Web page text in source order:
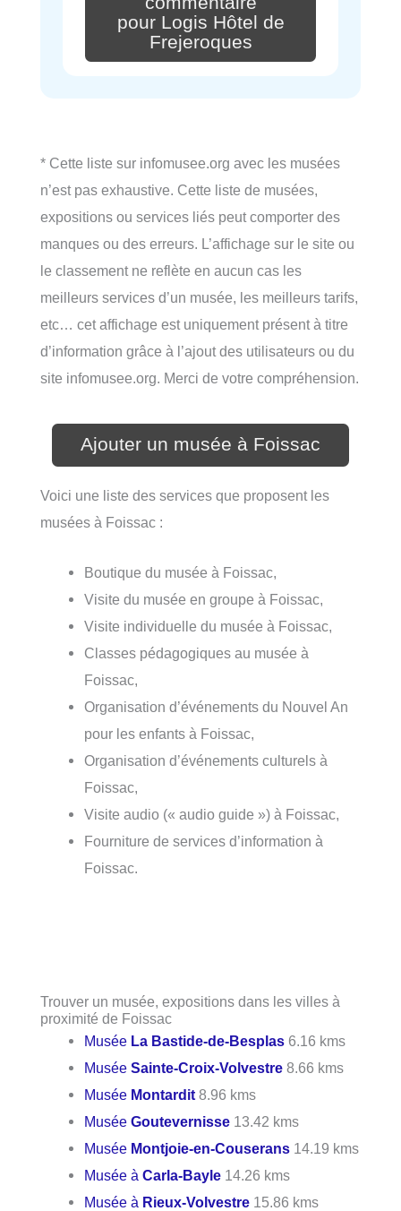
pour Logis Hôtel de
Frejeroques
* Cette liste sur infomusee.org avec les musées
n’est pas exhaustive. Cette liste de musées,
expositions ou services liés peut comporter des
manques ou des erreurs. L’affichage sur le site ou
le classement ne reflète en aucun cas les
meilleurs services d’un musée, les meilleurs tarifs,
etc… cet affichage est uniquement présent à titre
d’information grâce à l’ajout des utilisateurs ou du
site infomusee.org. Merci de votre compréhension.
Ajouter un musée à Foissac
Voici une liste des services que proposent les
musées à Foissac :
Boutique du musée à Foissac,
Visite du musée en groupe à Foissac,
Visite individuelle du musée à Foissac,
Classes pédagogiques au musée à
Foissac,
Organisation d’événements du Nouvel An
pour les enfants à Foissac,
Organisation d’événements culturels à
Foissac,
Visite audio (« audio guide ») à Foissac,
Fourniture de services d’information à
Foissac.
Trouver un musée, expositions dans les villes à
proximité de Foissac
Musée La Bastide-de-Besplas 6.16 kms
MuséeSainte-Croix-Volvestre 8.66 kms
Musée Montardit 8.96 kms
MuséeGoutevernisse 13.42 kms
Musée Montjoie-en-Couserans 14.19 kms
Musée àCarla-Bayle 14.26 kms
Musée à Rieux-Volvestre 15.86 kms